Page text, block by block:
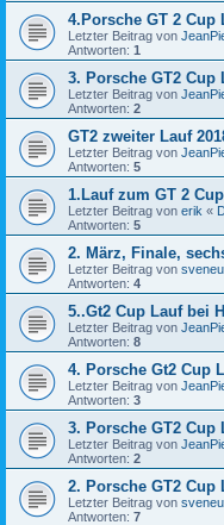
4.Porsche GT 2 Cup
Letzter Beitrag von
Antworten: 1
3. Porsche GT2 Cup
Letzter Beitrag von
Antworten: 2
GT2 zweiter Lauf
Letzter Beitrag von
Antworten: 5
1.Lauf zum GT 2
Letzter Beitrag von erik «
Antworten: 5
2. März, Finale,
Letzter Beitrag von
Antworten: 4
5..Gt2 Cup Lauf bei
Letzter Beitrag von
Antworten: 8
4. Porsche Gt2 Cup
Letzter Beitrag von
Antworten: 3
3. Porsche GT2 Cup
Letzter Beitrag von
Antworten: 2
2. Porsche GT2 Cup
Letzter Beitrag von
Antworten: 7